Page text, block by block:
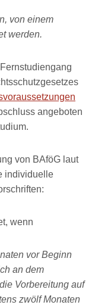
von einem
werden.
angeboten
von BAföG laut
individuelle
wenn
vor Beginn
an dem
Vorbereitung auf
zwölf Monaten